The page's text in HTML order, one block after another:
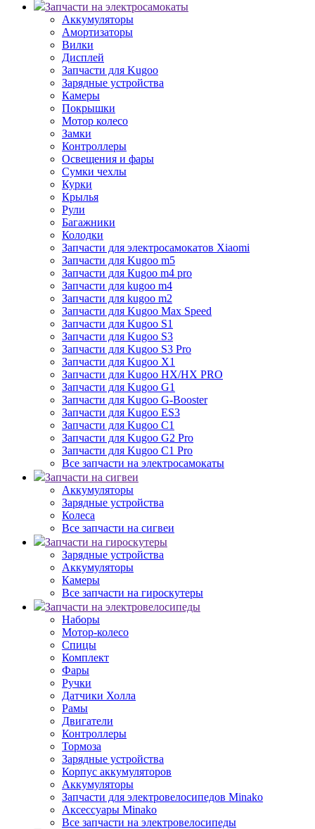
Запчасти на электросамокаты
Аккумуляторы
Амортизаторы
Вилки
Дисплей
Запчасти для Kugoo
Зарядные устройства
Камеры
Покрышки
Мотор колесо
Замки
Контроллеры
Освещения и фары
Сумки чехлы
Курки
Крылья
Рули
Багажники
Колодки
Запчасти для электросамокатов Xiaomi
Запчасти для Kugoo m5
Запчасти для Кugoo m4 pro
Запчасти для kugoo m4
Запчасти для kugoo m2
Запчасти для Kugoo Max Speed
Запчасти для Kugoo S1
Запчасти для Kugoo S3
Запчасти для Kugoo S3 Pro
Запчасти для Kugoo X1
Запчасти для Kugoo HX/HX PRO
Запчасти для Kugoo G1
Запчасти для Kugoo G-Booster
Запчасти для Kugoo ES3
Запчасти для Kugoo C1
Запчасти для Kugoo G2 Pro
Запчасти для Kugoo C1 Pro
Все запчасти на электросамокаты
Запчасти на сигвеи
Аккумуляторы
Зарядные устройства
Колеса
Все запчасти на сигвеи
Запчасти на гироскутеры
Зарядные устройства
Аккумуляторы
Камеры
Все запчасти на гироскутеры
Запчасти на электровелосипеды
Наборы
Мотор-колесо
Спицы
Комплект
Фары
Ручки
Датчики Холла
Рамы
Двигатели
Контроллеры
Тормоза
Зарядные устройства
Корпус аккумуляторов
Аккумуляторы
Запчасти для электровелосипедов Minako
Аксессуары Minako
Все запчасти на электровелосипеды